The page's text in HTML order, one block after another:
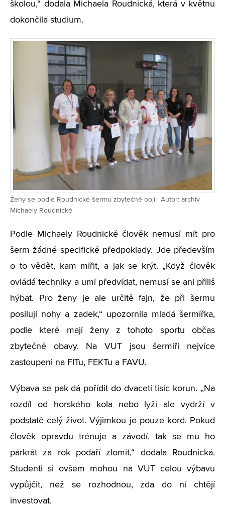
školou,“ dodala Michaela Roudnická, která v květnu
dokončila studium.
Ženy se podle Roudnické šermu zbytečně bojí | Autor: archiv
Michaely Roudnické
Podle Michaely Roudnické člověk nemusí mít pro
šerm žádné specifické předpoklady. Jde především
o to vědět, kam mířit, a jak se krýt. „Když člověk
ovládá techniky a umí předvídat, nemusí se ani příliš
hýbat. Pro ženy je ale určitě fajn, že při šermu
posilují nohy a zadek,“ upozornila mladá šermířka,
podle které mají ženy z tohoto sportu občas
zbytečné obavy. Na VUT jsou šermíři nejvíce
zastoupeni na FITu, FEKTu a FAVU.
Výbava se pak dá pořídit do dvaceti tisíc korun. „Na
rozdíl od horského kola nebo lyží ale vydrží v
podstatě celý život. Výjimkou je pouze kord. Pokud
člověk opravdu trénuje a závodí, tak se mu ho
párkrát za rok podaří zlomit,“ dodala Roudnická.
Studenti si ovšem mohou na VUT celou výbavu
vypůjčit, než se rozhodnou, zda do ní chtějí
investovat.